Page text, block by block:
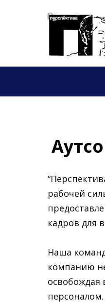
рабочей
кадров для
Наша
компанию
освобождая